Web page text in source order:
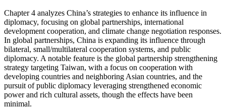
Chapter 4 analyzes China’s strategies to enhance its influence in
diplomacy, focusing on global partnerships, international
development cooperation, and climate change negotiation responses.
In global partnerships, China is expanding its influence through
bilateral, small/multilateral cooperation systems, and public
diplomacy. A notable feature is the global partnership strengthening
strategy targeting Taiwan, with a focus on cooperation with
developing countries and neighboring Asian countries, and the
pursuit of public diplomacy leveraging strengthened economic
power and rich cultural assets, though the effects have been
minimal.